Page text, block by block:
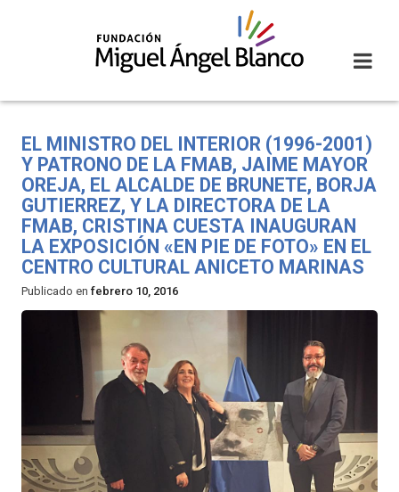
EL MINISTRO DEL INTERIOR (1996-2001)
Y PATRONO DE LA FMAB, JAIME MAYOR
OREJA, EL ALCALDE DE BRUNETE, BORJA
GUTIERREZ, Y LA DIRECTORA DE LA
FMAB, CRISTINA CUESTA INAUGURAN
LA EXPOSICIÓN «EN PIE DE FOTO» EN EL
CENTRO CULTURAL ANICETO MARINAS
Publicado en febrero 10, 2016